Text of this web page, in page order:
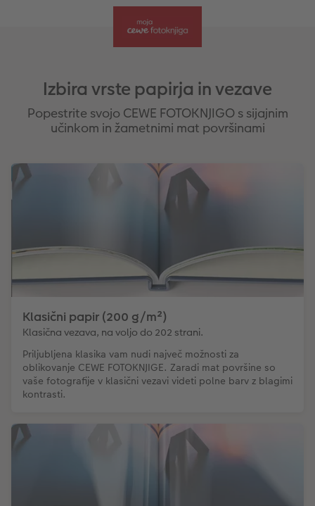
zlate barve ali z učinkom laka
Izbira vrste papirja in vezave
Popestrite svojo CEWE FOTOKNJIGO s sijajnim
učinkom in žametnimi mat površinami
Klasični papir (200 g/m²)
Klasična vezava, na voljo do 202 strani.
Priljubljena klasika vam nudi največ možnosti za
oblikovanje CEWE FOTOKNJIGE. Zaradi mat površine so
vaše fotografije v klasični vezavi videti polne barv z blagimi
kontrasti.